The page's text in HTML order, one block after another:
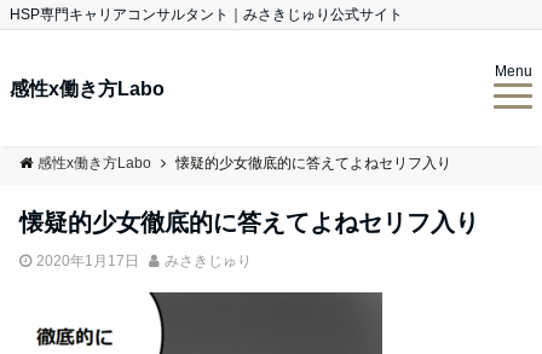
HSP専門キャリアコンサルタント｜みさきじゅり公式サイト
感性x働き方Labo
Menu
感性x働き方Labo 懐疑的少女徹底的に答えてよねセリフ入り
懐疑的少女徹底的に答えてよねセリフ入り
2020年1月17日 みさきじゅり